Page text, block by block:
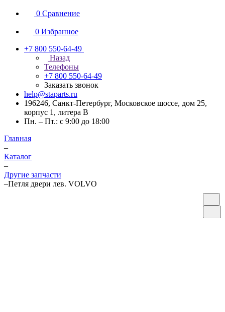
0 Сравнение
0 Избранное
+7 800 550-64-49
Назад
Телефоны
+7 800 550-64-49
Заказать звонок
help@staparts.ru
196246, Санкт-Петербург, Московское шоссе, дом 25,
корпус 1, литера В
Пн. – Пт.: с 9:00 до 18:00
Главная
–
Каталог
–
Другие запчасти
–Петля двери лев. VOLVO